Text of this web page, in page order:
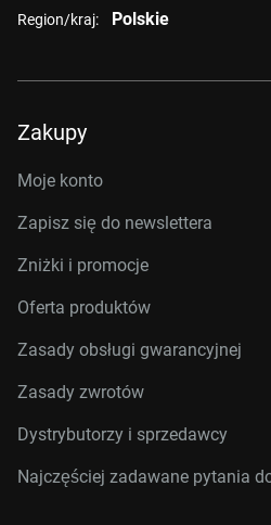
Region/kraj: Polskie
Zakupy
Moje konto
Zapisz się do newslettera
Zniżki i promocje
Oferta produktów
Zasady obsługi gwarancyjnej
Zasady zwrotów
Dystrybutorzy i sprzedawcy
Najczęściej zadawane pytania